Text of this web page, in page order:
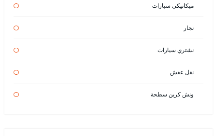
ميكانيكي سيارات
نجار
نشتري سيارات
نقل عفش
ونش كرين سطحة